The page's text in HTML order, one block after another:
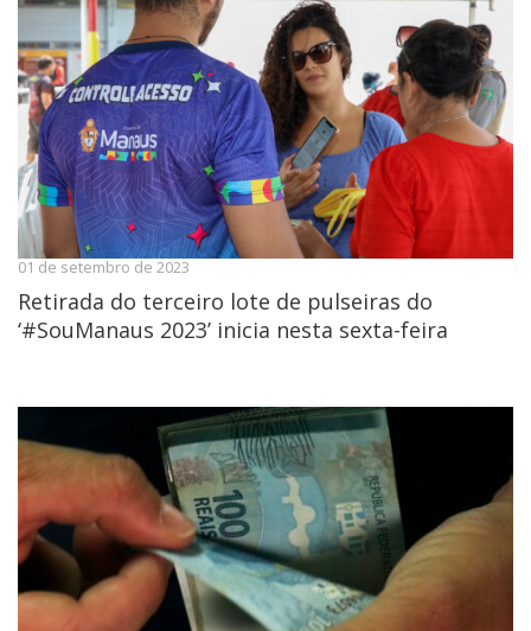
01 de setembro de 2023
Retirada do terceiro lote de pulseiras do
‘#SouManaus 2023’ inicia nesta sexta-feira